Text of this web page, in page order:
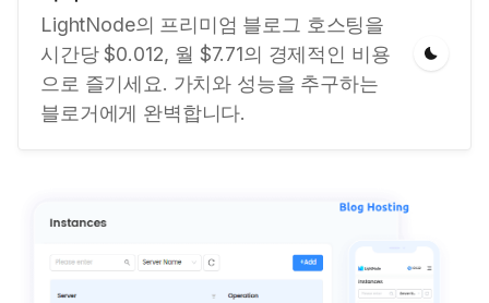
LightNode의 프리미엄 블로그 호스팅을
시간당 $0.012, 월 $7.71의 경제적인 비용
으로 즐기세요. 가치와 성능을 추구하는
블로거에게 완벽합니다.